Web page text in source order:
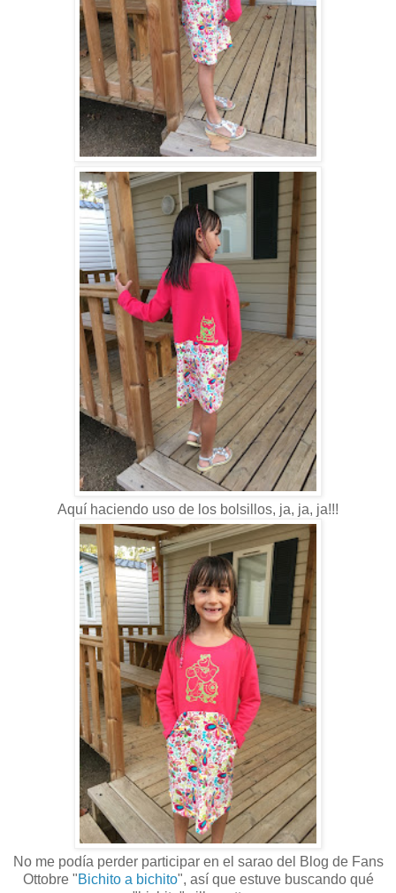
Aquí haciendo uso de los bolsillos, ja, ja, ja!!!
No me podía perder participar en el sarao del Blog de Fans
Ottobre "Bichito a bichito", así que estuve buscando qué